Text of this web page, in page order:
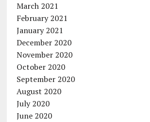
March 2021
February 2021
January 2021
December 2020
November 2020
October 2020
September 2020
August 2020
July 2020
June 2020